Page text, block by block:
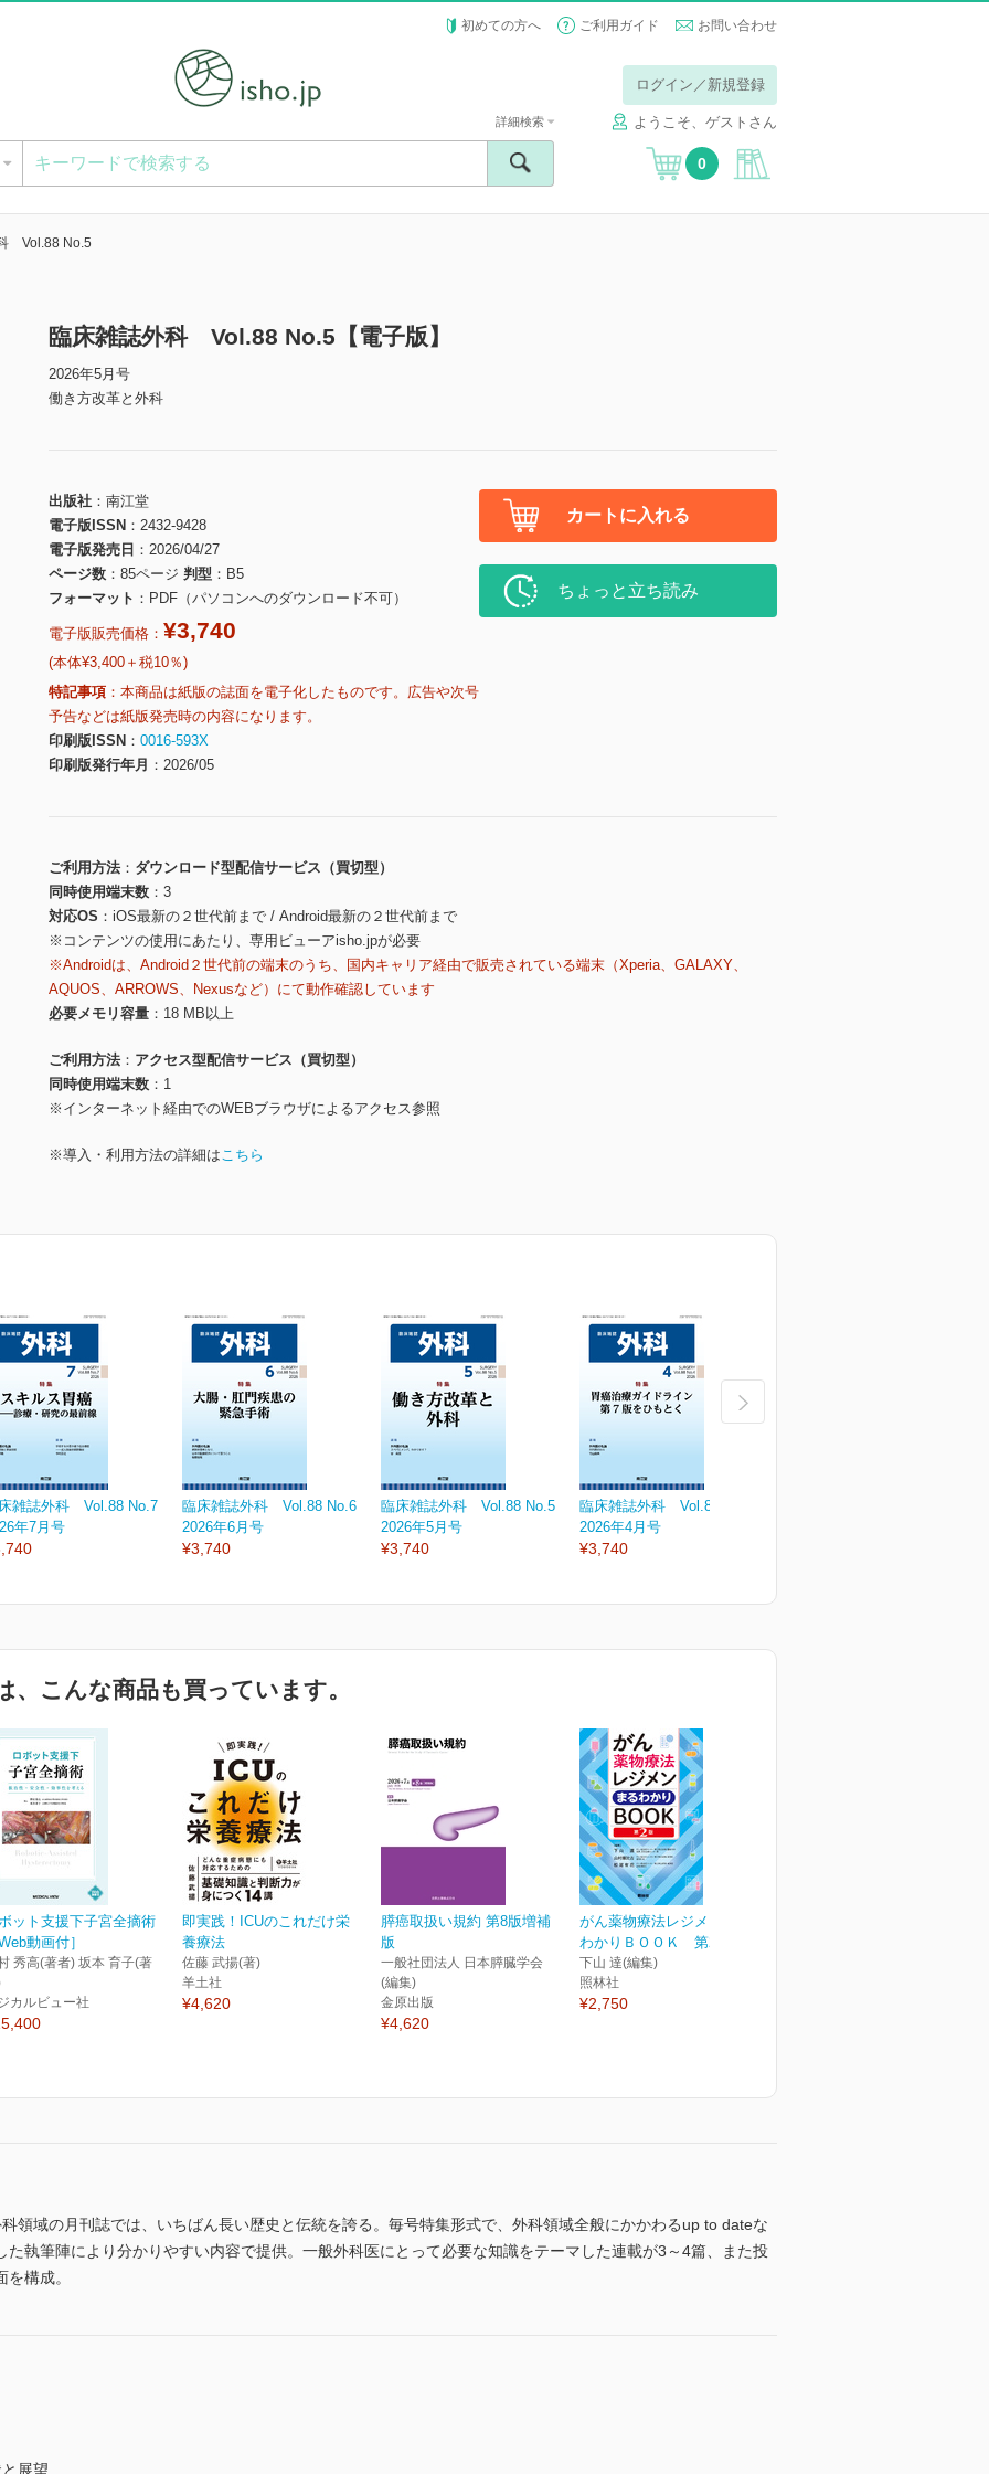
初めての方へ ご利用ガイド お問い合わせ
ログイン／新規登録
ようこそ、ゲストさん
詳細検索
0
Vol.88 No.5
臨床雑誌外科 Vol.88 No.5【電子版】
2026年5月号
働き方改革と外科
出版社
南江堂
電子版ISSN
2432-9428
電子版発売日
2026/04/27
ページ数
85ページ 判型
B5
フォーマット
PDF（パソコンへのダウンロード不可）
電子版販売価格： ¥3,740
(本体¥3,400＋税10％)
特記事項
本商品は紙版の誌面を電子化したものです。広告や次号
予告などは紙版発売時の内容になります。
印刷版ISSN
0016-593X
印刷版発行年月
2026/05
カートに入れる
ちょっと立ち読み
ご利用方法
ダウンロード型配信サービス（買切型）
同時使用端末数
3
対応OS
iOS最新の２世代前まで / Android最新の２世代前まで
※コンテンツの使用にあたり、専用ビューアisho.jpが必要
※Androidは、Android２世代前の端末のうち、国内キャリア経由で販売されている端末（Xperia、GALAXY、
AQUOS、ARROWS、Nexusなど）にて動作確認しています
必要メモリ容量
18 MB以上
ご利用方法
アクセス型配信サービス（買切型）
同時使用端末数
1
※インターネット経由でのWEBブラウザによるアクセス参照
※導入・利用方法の詳細はこちら
雑誌外科 Vol.88 No.7
年7月号
臨床雑誌外科 Vol.88 No.6
2026年6月号
¥3,740
臨床雑誌外科 Vol.88 No.5
2026年5月号
¥3,740
臨床雑誌外科 Vol.88 No.4
2026年4月号
¥3,740
、こんな商品も買っています。
ット支援下子宮全摘術
動画付］
秀高(著者) 坂本 育子(著
カルビュー社
即実践！ICUのこれだけ栄
養療法
佐藤 武揚(著)
羊土社
¥4,620
膵癌取扱い規約 第8版増補
版
一般社団法人 日本膵臓学会
(編集)
金原出版
¥4,620
がん薬物療法レジメンまる
わかりＢＯＯＫ 第2版
下山 達(編集)
照林社
¥2,750
領域の月刊誌では、いちばん長い歴史と伝統を誇る。毎号特集形式で、外科領域全般にかかわるup to dateな
た執筆陣により分かりやすい内容で提供。一般外科医にとって必要な知識をテーマした連載が3～4篇、また投
構成。
展望